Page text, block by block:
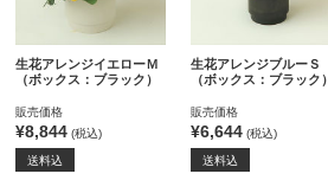
生花アレンジイエローＭ
（ボックス：ブラック）
販売価格
¥8,844 (税込)
送料込
生花アレンジブルーＳ
（ボックス：ブラック）
販売価格
¥6,644(税込)
送料込